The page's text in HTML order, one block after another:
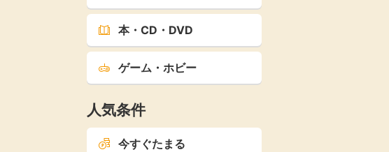
本・CD・DVD
ゲーム・ホビー
人気条件
今すぐたまる